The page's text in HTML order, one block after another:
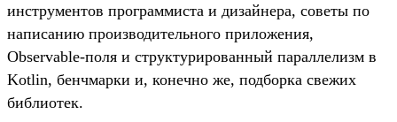
инструментов программиста и дизайнера, советы по
написанию производительного приложения,
Observable-поля и структурированный параллелизм в
Kotlin, бенчмарки и, конечно же, подборка свежих
библиотек.